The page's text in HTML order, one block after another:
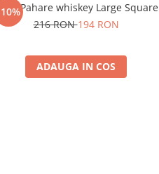
6 Pahare whiskey Large Square
216 RON194 RON
ADAUGA IN COS